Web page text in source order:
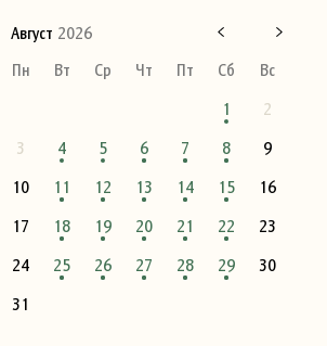
Август 2026
Пн
Вт Ср Чт Пт Сб
Вс
1
2
3
4 5 6 7 8
9
10
11 12 13 14 15
16
17
18 19 20 21 22
23
24
25 26 27 28 29
30
31